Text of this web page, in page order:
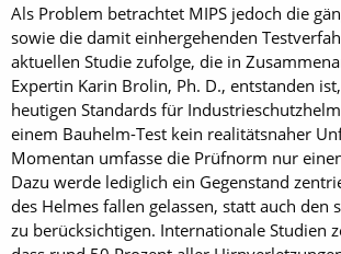
Als Problem betrachtet MIPS jedoch die
sowie die damit einhergehenden
aktuellen Studie zufolge, die in
Expertin Karin Brolin, Ph. D., entstanden
heutigen Standards für
einem Bauhelm-Test kein realitätsnaher
Momentan umfasse die Prüfnorm nur
Dazu werde lediglich ein Gegenstand
des Helmes fallen gelassen, statt auch den
zu berücksichtigen. Internationale Studien